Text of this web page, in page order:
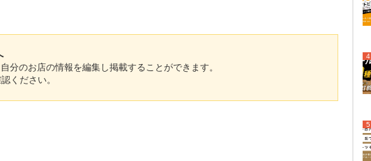
分のお店の情報を編集し掲載することができます。
ください。
4
5